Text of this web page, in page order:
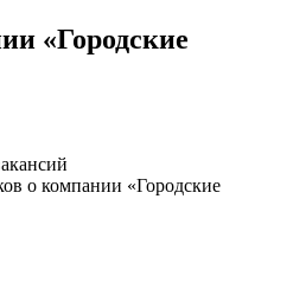
«Городские
о компании «Городские